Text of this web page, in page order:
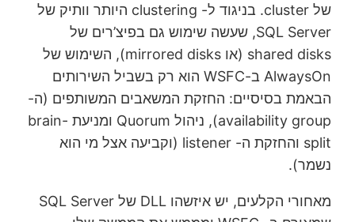
של cluster. בניגוד ל- clustering היותר וותיק של
SQL Server, שעשה שימוש גם בפיצ’רים של
shared disks (או mirrored disks), השימוש של
AlwaysOn ב-WSFC הוא רק בשביל השירותים
הבאמת בסיסיים: החזקת המשאבים המשותפים (ה-
availability group), ניהול Quorum ומניעת brain-
split והחזקת ה- listener (וקביעה אצל מי הוא
נשמר).
מאחורי הקלעים, יש איזשהו DLL של SQL Server